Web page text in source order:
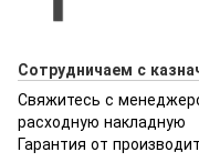
Сотрудничаем с
Свяжитесь с
расходную накладную
Гарантия от